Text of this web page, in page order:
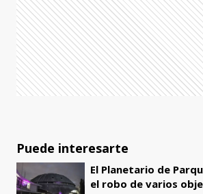
Puede interesarte
El Planetario de
el robo de varios